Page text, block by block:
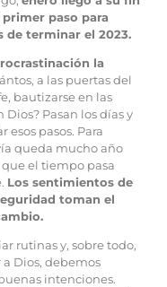
paso para
de terminar el 2023.
la
a las puertas del
bautizarse en las
Pasan los días y
pasos. Para
queda mucho año
el tiempo pasa
Los sentimientos de
toman el
rutinas y, sobre todo,
Dios, debemos
intenciones.